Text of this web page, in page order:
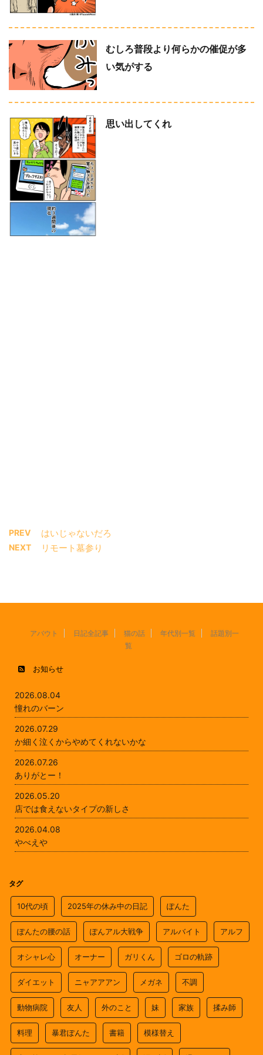
むしろ普段より何らかの催促が多
い気がする
思い出してくれ
PREV はいじゃないだろ
NEXT リモート墓参り
アバウト 日記全記事 猫の話 年代別一覧
話題別一
覧
お知らせ
2026.08.04
憧れのバーン
2026.07.29
か細く泣くからやめてくれないかな
2026.07.26
ありがとー！
2026.05.20
店では食えないタイプの新しさ
2026.04.08
やべえや
タグ
10代の頃 2025年の休み中の日記 ぽんた
ぽんたの腰の話 ぽんアル大戦争 アルバイト アルフ
オシャレ心 オーナー ガリくん ゴロの軌跡
ダイエット ニャアアアン メガネ 不調
動物病院 友人 外のこと 妹 家族 揉み師
料理 暴君ぽんた 書籍 模様替え